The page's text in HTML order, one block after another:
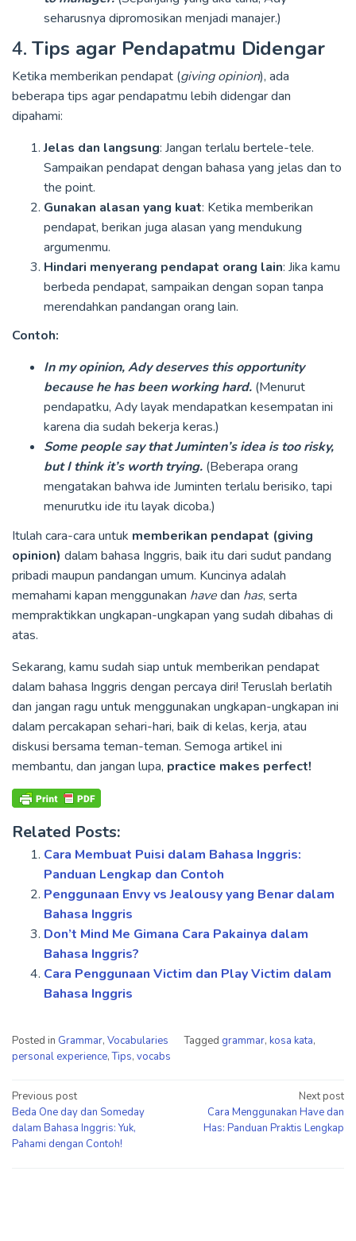
seharusnya dipromosikan menjadi manajer.)
4. Tips agar Pendapatmu Didengar
Ketika memberikan pendapat (giving opinion), ada
beberapa tips agar pendapatmu lebih didengar dan
dipahami:
Jelas dan langsung: Jangan terlalu bertele-tele.
Sampaikan pendapat dengan bahasa yang jelas dan to
the point.
Gunakan alasan yang kuat: Ketika memberikan
pendapat, berikan juga alasan yang mendukung
argumenmu.
Hindari menyerang pendapat orang lain: Jika kamu
berbeda pendapat, sampaikan dengan sopan tanpa
merendahkan pandangan orang lain.
Contoh:
In my opinion,Ady deserves this opportunity
because he has been working hard. (Menurut
pendapatku, Ady layak mendapatkan kesempatan ini
karena dia sudah bekerja keras.)
Some people say that Juminten’s idea is too risky,
but I think it’s worth trying. (Beberapa orang
mengatakan bahwa ide Juminten terlalu berisiko, tapi
menurutku ide itu layak dicoba.)
Itulah cara-cara untuk memberikan pendapat (giving
opinion) dalam bahasa Inggris, baik itu dari sudut pandang
pribadi maupun pandangan umum. Kuncinya adalah
memahami kapan menggunakan havedan has, serta
mempraktikkan ungkapan-ungkapan yang sudah dibahas di
atas.
Sekarang, kamu sudah siap untuk memberikan pendapat
dalam bahasa Inggris dengan percaya diri! Teruslah berlatih
dan jangan ragu untuk menggunakan ungkapan-ungkapan ini
dalam percakapan sehari-hari, baik di kelas, kerja, atau
diskusi bersama teman-teman. Semoga artikel ini
membantu, dan jangan lupa, practice makes perfect!
Related Posts:
Cara Membuat Puisi dalam Bahasa Inggris:
Panduan Lengkap dan Contoh
Penggunaan Envy vs Jealousy yang Benar dalam
Bahasa Inggris
Don’t Mind Me Gimana Cara Pakainya dalam
Bahasa Inggris?
Cara Penggunaan Victim dan Play Victim dalam
Bahasa Inggris
Posted in Grammar, Vocabularies Tagged grammar, kosa kata,
personal experience,Tips, vocabs
Post
navigation
Previous post
Beda One day dan Someday
dalam Bahasa Inggris: Yuk,
Pahami dengan Contoh!
Next post
Cara Menggunakan Have dan
Has: Panduan Praktis Lengkap